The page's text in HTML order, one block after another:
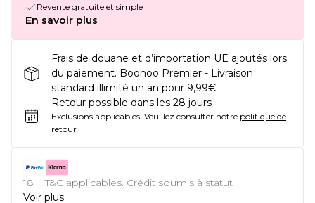
Revente gratuite et simple
En savoir plus
Frais de douane et d’importation UE ajoutés lors
du paiement. Boohoo Premier - Livraison
standard illimité un an pour 9,99€
Retour possible dans les 28 jours
Exclusions applicables. Veuillez consulter notre politique de
retour
18+, T&C applicables. Crédit soumis à statut
Voir plus